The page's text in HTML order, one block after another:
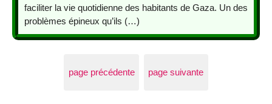
faciliter la vie quotidienne des habitants de Gaza. Un des
problèmes épineux qu’ils (…)
page précédente page suivante